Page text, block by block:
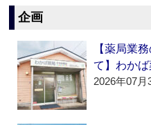
企画
【薬局業
て】わかば
2026年07月